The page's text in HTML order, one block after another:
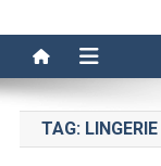
TAG: LINGERIE